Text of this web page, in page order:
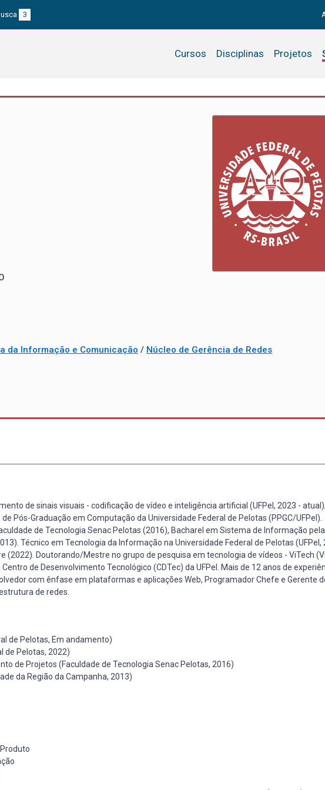
3
Cursos Disciplinas Projetos
da Informação e Comunicação / Núcleo de Gerência de Redes
de sinais visuais - codificação de vídeo e inteligência artificial (UFPel, 2023 - atual),
Pós-Graduação em Computação da Universidade Federal de Pelotas (PPGC/UFPel).
de Tecnologia Senac Pelotas (2016), Bacharel em Sistema de Informação pela
Técnico em Tecnologia da Informação na Universidade Federal de Pelotas (UFPel,
(2022). Doutorando/Mestre no grupo de pesquisa em tecnologia de vídeos - ViTech
de Desenvolvimento Tecnológico (CDTec) da UFPel. Mais de 12 anos de
com ênfase em plataformas e aplicações Web, Programador Chefe e Gerente
de redes.
de Pelotas, Em andamento)
de Pelotas, 2022)
de Projetos (Faculdade de Tecnologia Senac Pelotas, 2016)
da Região da Campanha, 2013)